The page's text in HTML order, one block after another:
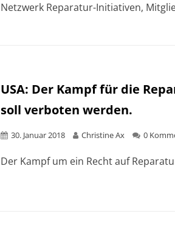
Netzwerk Reparatur-Initiativen,
USA: Der Kampf für die
soll verboten werden.
30. Januar 2018 Christine Ax 0
Der Kampf um ein Recht auf